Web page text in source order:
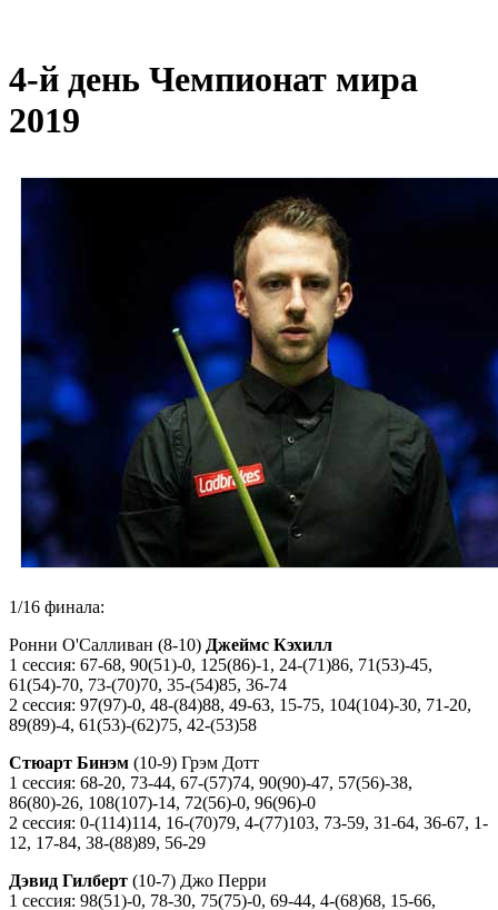
4-й день Чемпионат мира
2019
1/16 финала:
Ронни О'Салливан (8-10) Джеймс Кэхилл
1 сессия: 67-68, 90(51)-0, 125(86)-1, 24-(71)86, 71(53)-45,
61(54)-70, 73-(70)70, 35-(54)85, 36-74
2 сессия: 97(97)-0, 48-(84)88, 49-63, 15-75, 104(104)-30, 71-20,
89(89)-4, 61(53)-(62)75, 42-(53)58
Стюарт Бинэм (10-9) Грэм Дотт
1 сессия: 68-20, 73-44, 67-(57)74, 90(90)-47, 57(56)-38,
86(80)-26, 108(107)-14, 72(56)-0, 96(96)-0
2 сессия: 0-(114)114, 16-(70)79, 4-(77)103, 73-59, 31-64, 36-67, 1-
12, 17-84, 38-(88)89, 56-29
Дэвид Гилберт (10-7) Джо Перри
1 сессия: 98(51)-0, 78-30, 75(75)-0, 69-44, 4-(68)68, 15-66,